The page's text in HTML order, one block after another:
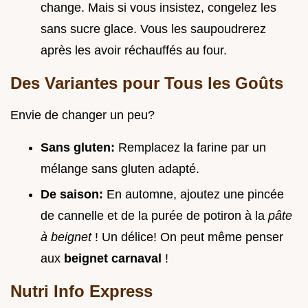
change. Mais si vous insistez, congelez les
sans sucre glace. Vous les saupoudrerez
après les avoir réchauffés au four.
Des Variantes pour Tous les Goûts
Envie de changer un peu?
Sans gluten: Remplacez la farine par un
mélange sans gluten adapté.
De saison: En automne, ajoutez une pincée
de cannelle et de la purée de potiron à la pâte
à beignet ! Un délice! On peut même penser
aux beignet carnaval !
Nutri Info Express